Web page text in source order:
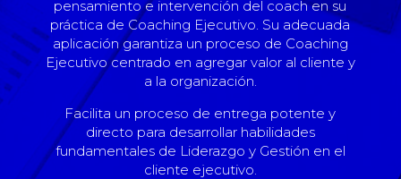
pensamiento e intervención del coach en su
práctica de Coaching Ejecutivo. Su adecuada
aplicación garantiza un proceso de Coaching
Ejecutivo centrado en agregar valor al cliente y
a la organización.
Facilita un proceso de entrega potente y
directo para desarrollar habilidades
fundamentales de Liderazgo y Gestión en el
cliente ejecutivo.